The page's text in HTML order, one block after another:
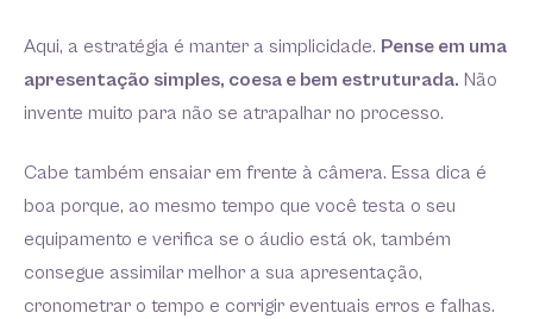
Aqui, a estratégia é manter a simplicidade. Pense em uma
apresentação simples, coesa e bem estruturada. Não
invente muito para não se atrapalhar no processo.
Cabe também ensaiar em frente à câmera. Essa dica é
boa porque, ao mesmo tempo que você testa o seu
equipamento e verifica se o áudio está ok, também
consegue assimilar melhor a sua apresentação,
cronometrar o tempo e corrigir eventuais erros e falhas.